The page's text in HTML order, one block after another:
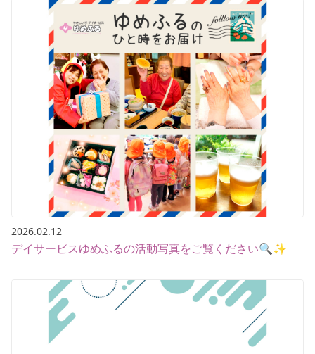
2026.02.12
デイサービスゆめふるの活動写真をご覧ください🔍✨